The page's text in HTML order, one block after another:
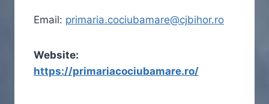
Email: primaria.cociubamare@cjbihor.ro
Website:
https://primariacociubamare.ro/